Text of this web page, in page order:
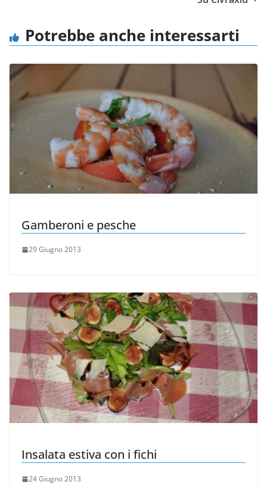
Potrebbe anche interessarti
Gamberoni e pesche
29 Giugno 2013
Insalata estiva con i fichi
24 Giugno 2013